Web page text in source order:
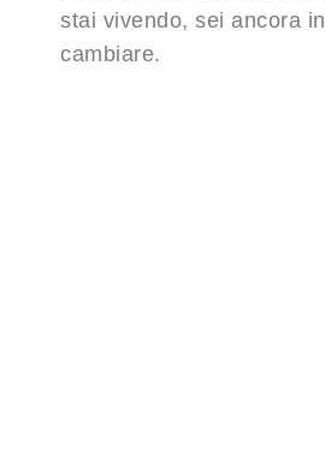
stai vivendo, sei ancora
cambiare.